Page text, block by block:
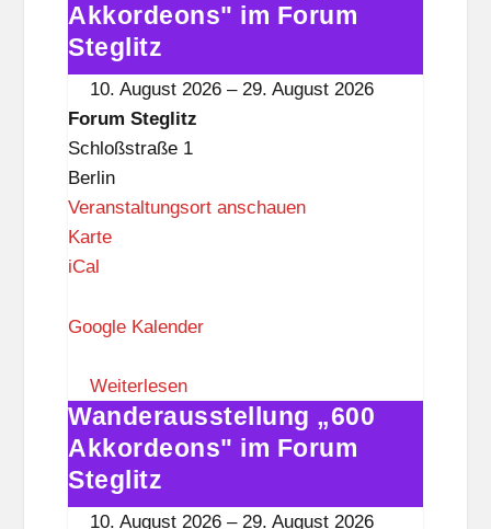
e
g
l
i
t
z
„600
Akkordeons"
im
Forum
Steglitz
Akkordeons" im Forum
Steglitz
10. August 2026 –29. August 2026
Forum Steglitz
Schloßstraße 1
Berlin
Veranstaltungsort anschauen
KarteF
u
S
t
e
g
l
iCal
Google Kalender
Weiterlesen
Wanderausstellung
„600
Akkordeons"
im
Wanderausstellung „600
Akkordeons" im Forum
Steglitz
10. August 2026 –29. August 2026